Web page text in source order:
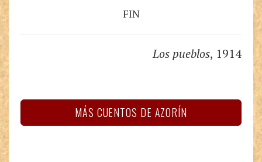
FIN
Los pueblos, 1914
MÁS CUENTOS DE AZORÍN